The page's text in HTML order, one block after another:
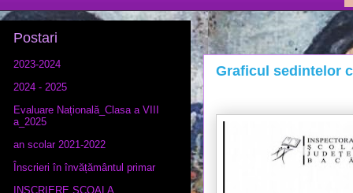
Graficul sedintelor
Postari
2023-2024
2024 - 2025
Evaluare Națională_Clasa a VIII
a_2025
an scolar 2021-2022
Înscrieri în învățământul primar
INSCRIERE SCOALA